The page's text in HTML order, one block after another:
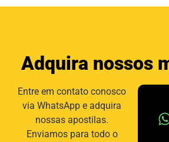
Adquira nossos
Entre em contato conosco
via WhatsApp e adquira
nossas apostilas.
Enviamos para todo o